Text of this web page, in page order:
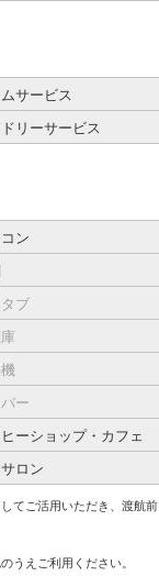
サービス
リーサービス
ン
ブ
ー
ーショップ・カフェ
ロン
てご活用いただき、渡航
うえご利用ください。